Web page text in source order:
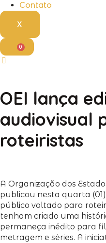
Contato
X
0
OEI lança
audiovisual
roteiristas
A Organização dos
publicou nesta quarta
público voltado para
tenham criado uma
permaneça inédito para
metragem e séries. A